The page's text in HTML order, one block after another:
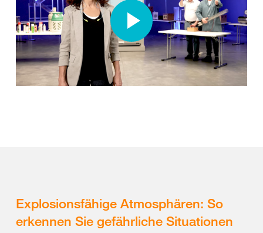
Explosionsfähige Atmosphären: So
erkennen Sie gefährliche Situationen